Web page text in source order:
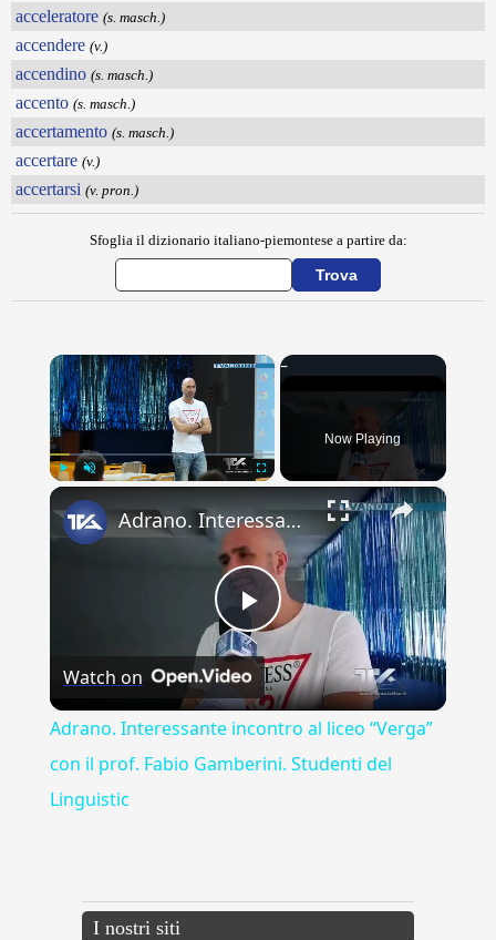
acceleratore (s. masch.)
accendere (v.)
accendino (s. masch.)
accento (s. masch.)
accertamento (s. masch.)
accertare (v.)
accertarsi (v. pron.)
Sfoglia il dizionario italiano-piemontese a partire da:
×
Now Playing
×
Play
Video
Adrano. Interessante incontro al liceo “Verga” con il prof. Fabio Gamberini. Studenti del Linguistic
Watch on
Adrano. Interessante incontro al liceo “Verga”
con il prof. Fabio Gamberini. Studenti del
Linguistic
I nostri siti